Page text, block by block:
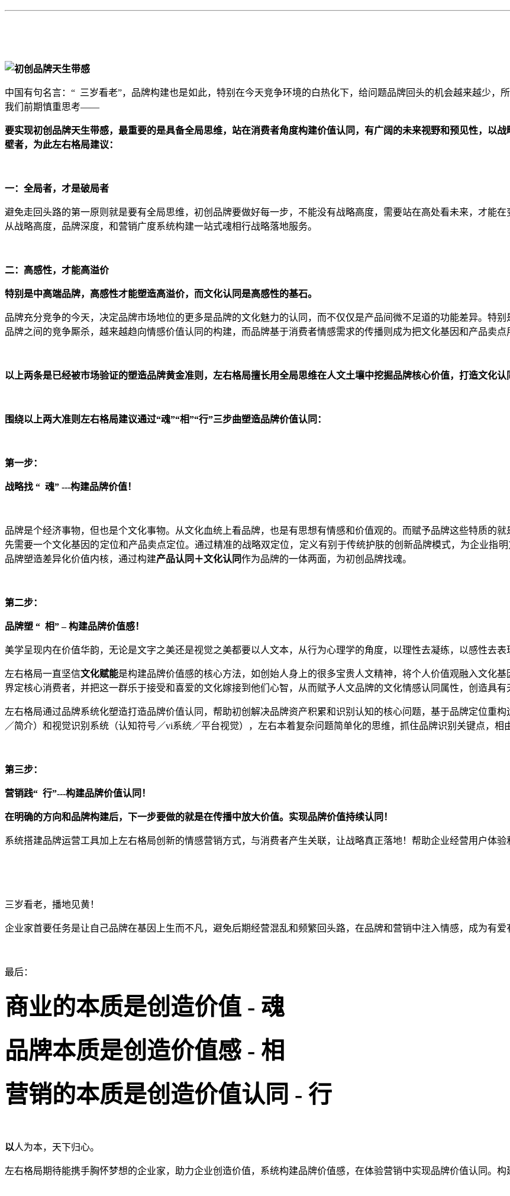
中国有句名言： “ 三岁看老”，品牌构建也是如此，特别在今天竞争环境的白热化下，给问题品牌回头的机会越来越少，
我们前期慎重思考——
要实现初创品牌天生带感，最重要的是具备全局思维，站在消费者角度构建价值认同，有广阔的未来视野和预见性， 以战
壁者，为此左右格局建议：
一：全局者，才是破局者
避免走回头路的第一原则就是要有全局思维，初创品牌要做好每一步，不能没有战略高度，需要站在高处看未来，才能
从战略高度，品牌深度，和营销广度系统构建一站式魂相行战略落地服务。
二：高感性，才能高溢价
特别是中高端品牌， 高感性才能塑造高溢价，而文化认同是高感性的基石。
品牌充分竞争的今天，决定品牌市场地位的更多是品牌的文化魅力的认同 ，而不仅仅是产品间微不足道的功能差异。 特别
品牌之间的竞争厮杀，越来越趋向情感价值认同的构建，而品牌基于消费者情感需求的传播则成为把文化基因和产品卖点
以上两条是已经被市场验证的塑造品牌黄金准则，左右格局擅长用全局思维在人文土壤中挖掘品牌核心价值，打造文化
围绕以上两大准则左右格局建议通过“魂”“相”“行”三步曲塑造品牌价值认同：
第一步：
战略找“ 魂” ---构建品牌价值！
品牌是个经济事物，但也是个文化事物。从文化血统上看品牌，也是有思想有情感和价值观的。而赋予品牌这些特质的
先需要一个文化基因 的定位和产品卖点定位。 通过精准的战略双定位，定义有别于传统护肤的创新品牌模式，为企业指
品牌塑造差异化价值内核，通过构建产品认同＋文化认同作为品牌的一体两面，为初创品牌找魂。
第二步：
品牌塑 “ 相” –构建品牌价值感！
美学呈现内在价值华韵， 无论是文字之美还是视觉之美都要以人文本，从行为心理学的角度，以理性去凝练，以感性去表
左右格局一直坚信文化赋能是构建品牌价值感的核心方法， 如创始人身上的很多宝贵人文精神，将个人价值观融入文化
界定核心消费者，并把这一群乐于接受和喜爱的文化嫁接到他们心智，从而赋予人文品牌的文化情感认同属性，创造具有
左右格局通过品牌系统化塑造打造品牌价值认同 ，帮助初创解决品牌资产积累和识别认知的核心问题，基于品牌定位重
／简介）和视觉识别系统（认知符号／vi系统／平台视觉），左右本着复杂问题简单化的思维，抓住品牌识别关键点，
第三步：
营销践“ 行”---构建品牌价值认同！
在明确的方向和品牌构建后，下一步要做的就是在传播中放大价值。 实现品牌价值持续认同！
系统搭建品牌运营工具加上左右格局创新的情感营销方式，与消费者产生关联， 让战略真正落地！ 帮助企业经营用户体验
三岁看老， 播地见黄！
企业家首要任务是让自己品牌在基因上生而不凡，避免后期经营混乱和频繁回头路，在品牌和营销中注入情感，成为有爱
最后：
商业的本质是创造价值 - 魂
品牌本质是创造价值感 - 相
营销的本质是创造价值认同 - 行
以人为本，天下归心。
左右格局期待能携手胸怀梦想的企业家，助力企业创造价值，系统构建品牌价值感，在体验营销中实现品牌价值认同。构